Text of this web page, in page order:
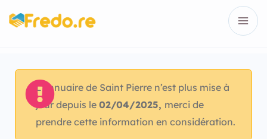
L’annuaire de Saint Pierre n’est plus mise à
jour depuis le02/04/2025, merci de
prendre cette information en considération.